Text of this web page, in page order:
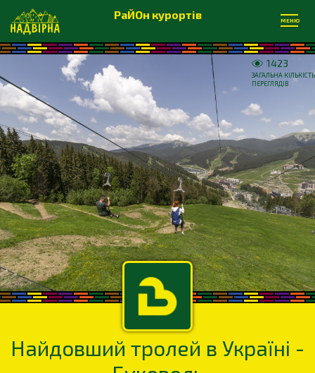
РаЙОн курортів МЕНЮ
Найдовший тролей в Україні -
1423
ЗАГАЛЬНА КІЛЬКІСТЬ
ПЕРЕГЛЯДІВ